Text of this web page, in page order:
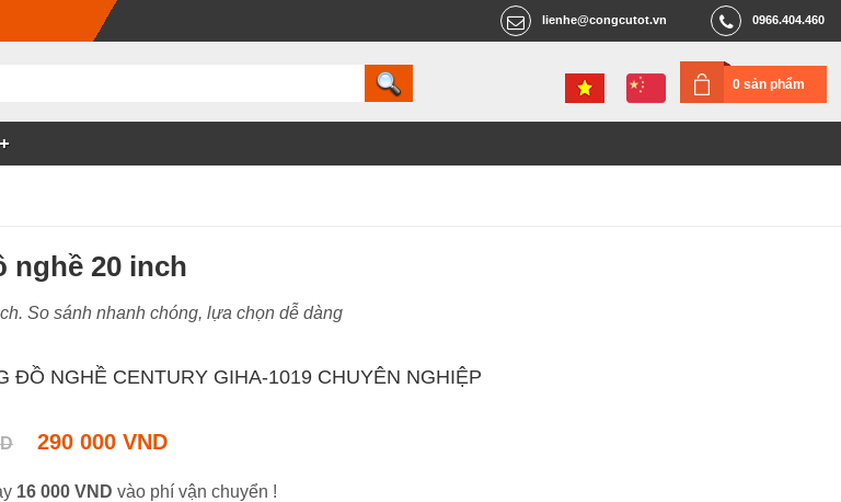
0966.404.460
lienhe@congcutot.vn
0 sản phẩm
20 inch
So sánh nhanh chóng, lựa chọn dễ dàng
ĐỒ NGHỀ CENTURY GIHA-1019 CHUYÊN NGHIỆP
290 000 VND
16 000 VND vào phí vận chuyển !